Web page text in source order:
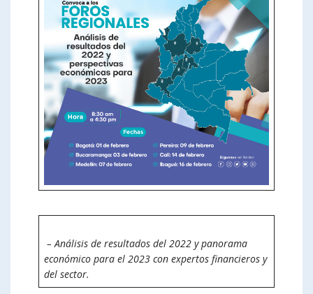
– Análisis de resultados del 2022 y panorama
económico para el 2023 con expertos financieros y
del sector.